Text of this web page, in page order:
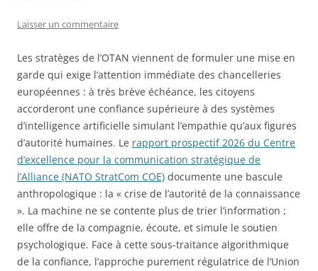
Laisser un commentaire
Les stratèges de l’OTAN viennent de formuler une mise en
garde qui exige l’attention immédiate des chancelleries
européennes : à très brève échéance, les citoyens
accorderont une confiance supérieure à des systèmes
d’intelligence artificielle simulant l’empathie qu’aux figures
d’autorité humaines. Le rapport prospectif 2026 du Centre
d’excellence pour la communication stratégique de
l’Alliance (NATO StratCom COE) documente une bascule
anthropologique : la « crise de l’autorité de la connaissance
». La machine ne se contente plus de trier l’information ;
elle offre de la compagnie, écoute, et simule le soutien
psychologique. Face à cette sous-traitance algorithmique
de la confiance, l’approche purement régulatrice de l’Union